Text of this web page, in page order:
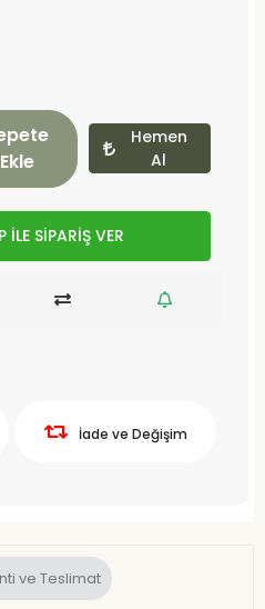
Ekle
Hemen
Al
İLE SİPARİŞ VER
İade ve Değişim
ve Teslimat